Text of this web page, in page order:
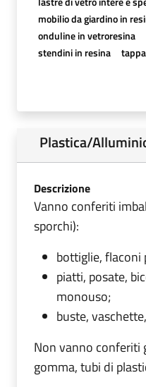
mobilio da giardino in
onduline in vetroresina
stendini in resina
Plastica/
Descrizione
Vanno conferiti
sporchi):
bottiglie, flaconi
piatti, posate,
monouso;
buste,
Non vanno
gomma, tubi di